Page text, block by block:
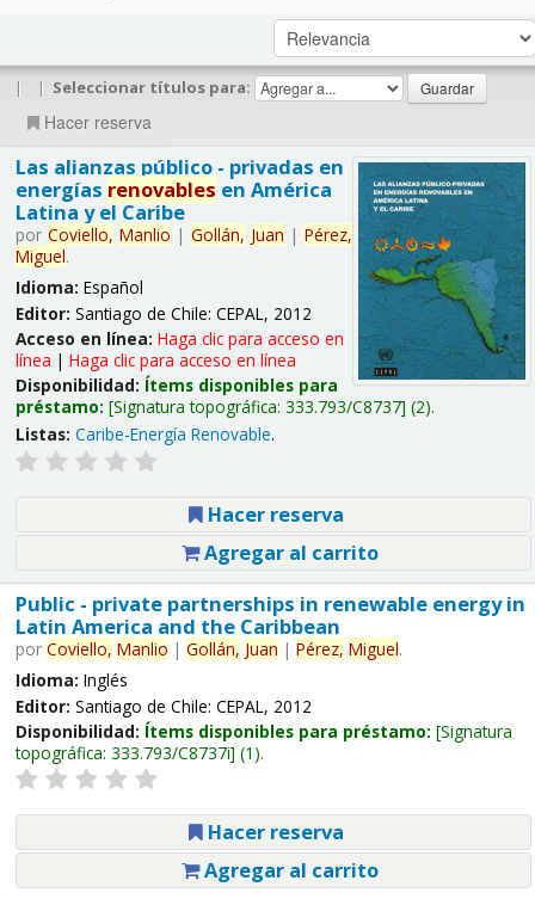
| | Seleccionar títulos para:
Hacer reserva
Las alianzas público - privadas en
energías renovables en América
Latina y el Caribe
por Coviello, Manlio | Gollán, Juan | Pérez,
Miguel.
Idioma: Español
Editor: Santiago de Chile: CEPAL, 2012
Acceso en línea: Haga clic para acceso en
línea | Haga clic para acceso en línea
Disponibilidad: Ítems disponibles para
préstamo: Signatura topográfica: 333.793/C8737 (2).
Listas: Caribe-Energía Renovable.
Hacer reserva
Agregar al carrito
Public - private partnerships in renewable energy in
Latin America and the Caribbean
por Coviello, Manlio | Gollán, Juan | Pérez, Miguel.
Idioma: Inglés
Editor: Santiago de Chile: CEPAL, 2012
Disponibilidad: Ítems disponibles para préstamo: Signatura
topográfica: 333.793/C8737i (1).
Hacer reserva
Agregar al carrito